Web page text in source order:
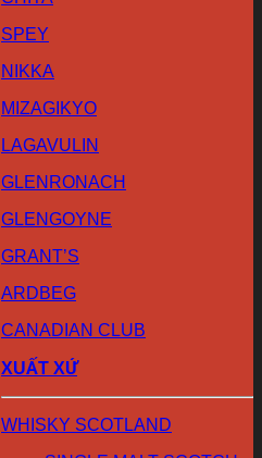
SPEY
NIKKA
MIZAGIKYO
LAGAVULIN
GLENRONACH
GLENGOYNE
GRANT’S
ARDBEG
CANADIAN CLUB
XUẤT XỨ
WHISKY SCOTLAND